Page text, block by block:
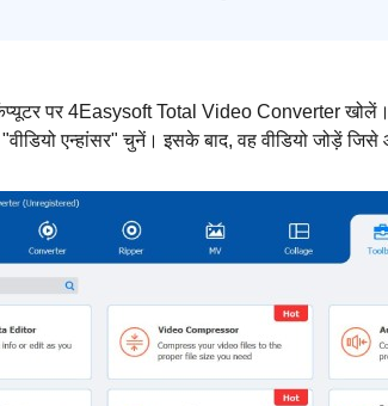
पर 4Easysoft Total Video Converter
एन्हांसर" चुनें। इसके बाद, वह वीडियो जोड़ें